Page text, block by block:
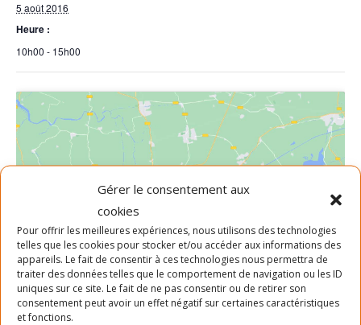
Gérer le consentement aux
cookies
Pour offrir les meilleures expériences, nous utilisons des technologies
telles que les cookies pour stocker et/ou accéder aux informations des
appareils. Le fait de consentir à ces technologies nous permettra de
traiter des données telles que le comportement de navigation ou les ID
uniques sur ce site. Le fait de ne pas consentir ou de retirer son
consentement peut avoir un effet négatif sur certaines caractéristiques
et fonctions.
5 août 2016
Heure :
10h00 - 15h00
marketing et activer ce contenu